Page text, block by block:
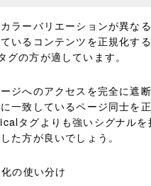
ラーバリエーションが異な
いるコンテンツを正規化する
の方が適しています。
ジへのアクセスを完全に遮
一致しているページ同士を
タグよりも強いシグナルを
た方が良いでしょう。
の使い分け